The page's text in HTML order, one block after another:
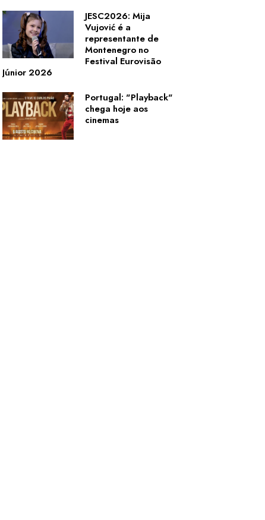
JESC2026: Mija
Vujović é a
representante de
Montenegro no
Festival Eurovisão
Júnior 2026
Portugal: "Playback"
chega hoje aos
cinemas